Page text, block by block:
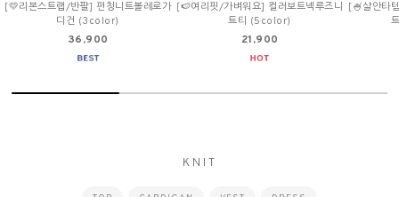
[🍧살안타템/브이넥] 스카시프릴여리니
트가디건 (5color)
21,900
[여름가디건🐬/살안타] 컬러골지라운드
니트가디건 (8color)
21,900
[살안타템/
KNIT